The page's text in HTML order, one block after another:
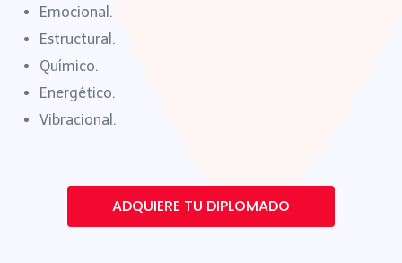
Emocional.
Estructural.
Químico.
Energético.
Vibracional.
ADQUIERE TU DIPLOMADO